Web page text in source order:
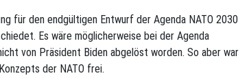
für den endgültigen Entwurf der Agenda NATO 2030
Es wäre möglicherweise bei der Agenda
von Präsident Biden abgelöst worden. So aber war
der NATO frei.